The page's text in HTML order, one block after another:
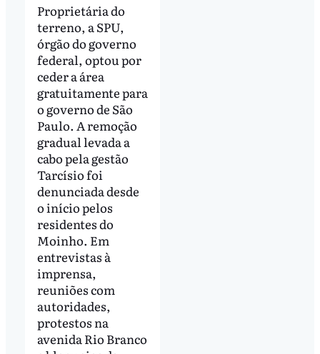
Proprietária do
terreno, a SPU,
órgão do governo
federal, optou por
ceder a área
gratuitamente para
o governo de São
Paulo. A remoção
gradual levada a
cabo pela gestão
Tarcísio foi
denunciada desde
o início pelos
residentes do
Moinho. Em
entrevistas à
imprensa,
reuniões com
autoridades,
protestos na
avenida Rio Branco